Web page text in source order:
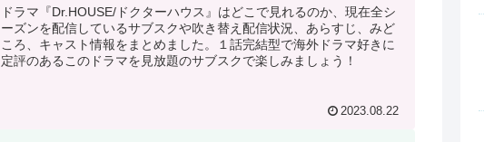
ドラマ『Dr.HOUSE/ドクターハウス』はどこで見れるのか、現在全シ
ーズンを配信しているサブスクや吹き替え配信状況、あらすじ、みど
ころ、キャスト情報をまとめました。１話完結型で海外ドラマ好きに
定評のあるこのドラマを見放題のサブスクで楽しみましょう！
2023.08.22